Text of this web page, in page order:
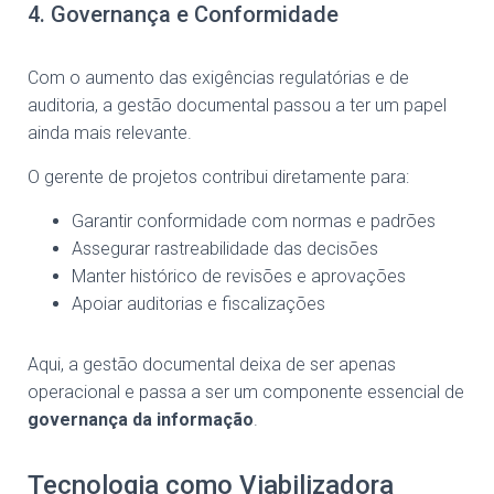
4. Governança e Conformidade
Com o aumento das exigências regulatórias e de
auditoria, a gestão documental passou a ter um papel
ainda mais relevante.
O gerente de projetos contribui diretamente para:
Garantir conformidade com normas e padrões
Assegurar rastreabilidade das decisões
Manter histórico de revisões e aprovações
Apoiar auditorias e fiscalizações
Aqui, a gestão documental deixa de ser apenas
operacional e passa a ser um componente essencial de
governança da informação.
Tecnologia como Viabilizadora